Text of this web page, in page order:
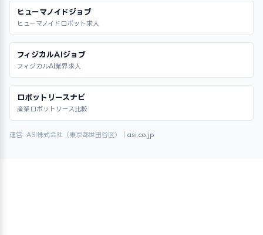
ヒューマノイドジョブ
ヒューマノイドロボット求人
フィジカルAIジョブ
フィジカルAI業界求人
ロボットリースナビ
産業ロボットリース比較
運営: ASI株式会社（東京都世田谷区）｜ asi.co.jp